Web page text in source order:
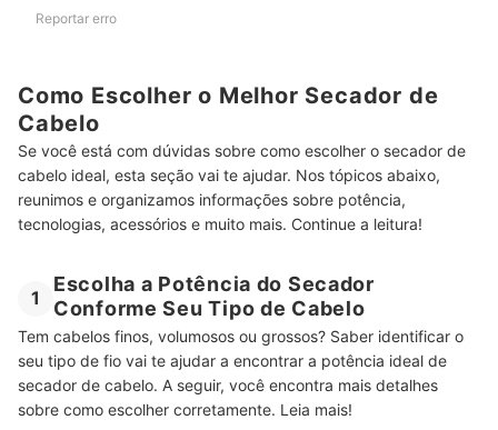
Existe Secador de Cabelo que Não Faz Barulho?
Quais Cuidados Ajudam a Prolongar a Vida Útil do Secador?
Secador Estraga o Cabelo?
Conheça Também Outros Aparelhos para Finalizar os Cabelos
Reportar erro
Como Escolher o Melhor Secador de
Cabelo
Se você está com dúvidas sobre como escolher o secador de
cabelo ideal, esta seção vai te ajudar. Nos tópicos abaixo,
reunimos e organizamos informações sobre potência,
tecnologias, acessórios e muito mais. Continue a leitura!
1
Escolha a Potência do Secador
Conforme Seu Tipo de Cabelo
Tem cabelos finos, volumosos ou grossos? Saber identificar o
seu tipo de fio vai te ajudar a encontrar a potência ideal de
secador de cabelo. A seguir, você encontra mais detalhes
sobre como escolher corretamente. Leia mais!